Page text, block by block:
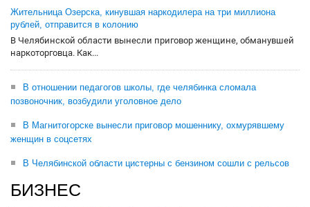
Жительница Озерска, кинувшая наркодилера на три миллиона
рублей, отправится в колонию
В Челябинской области вынесли приговор женщине, обманувшей
наркоторговца. Как...
В отношении педагогов школы, где челябинка сломала
позвоночник, возбудили уголовное дело
В Магнитогорске вынесли приговор мошеннику, охмурявшему
женщин в соцсетях
В Челябинской области цистерны с бензином сошли с рельсов
БИЗНЕС